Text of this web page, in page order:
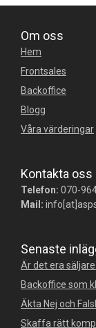
Om oss
Hem
Frontsales
Backoffice
Blogg
Våra värderingar
Kontakta oss
Telefon: 070-
Mail:
Senaste
Är det era
Backoffice som
Äkta Nej och
Skaffa rätt